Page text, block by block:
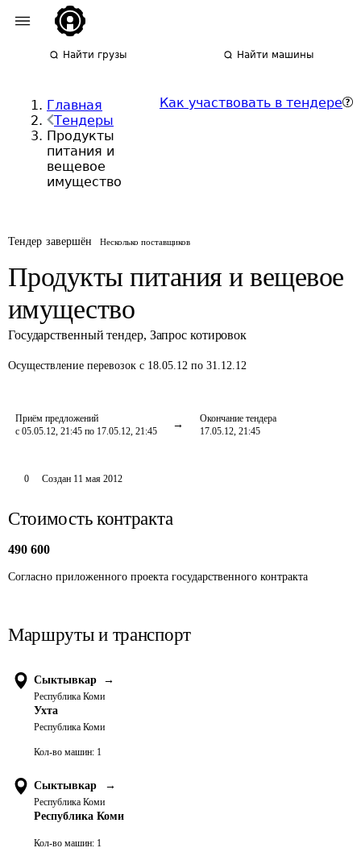
Найти грузы Найти машины
Главная
Тендеры
Продукты
питания и
вещевое
имущество
Как участвовать в тендере
Тендер завершён Несколько поставщиков
Продукты питания и вещевое
имущество
Государственный тендер, Запрос котировок
Осуществление перевозок с 18.05.12 по 31.12.12
Приём предложений
с 05.05.12, 21:45 по 17.05.12, 21:45
Окончание тендера
17.05.12, 21:45
0 Создан 11 мая 2012
Стоимость контракта
490 600
Согласно приложенного проекта государственного контракта
Маршруты и транспорт
Сыктывкар →
Республика Коми
Ухта
Республика Коми
Кол-во машин: 1
Сыктывкар →
Республика Коми
Республика Коми
Кол-во машин: 1